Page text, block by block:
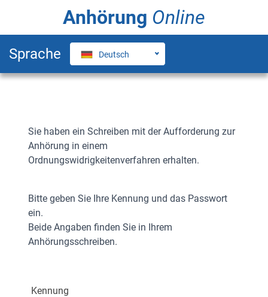
Anhörung Online
Sprache Deutsch
Login-Seite
Sie haben ein Schreiben mit der Aufforderung zur
Anhörung in einem
Ordnungswidrigkeitenverfahren erhalten.
Bitte geben Sie Ihre Kennung und das Passwort
ein.
Beide Angaben finden Sie in Ihrem
Anhörungsschreiben.
Kennung